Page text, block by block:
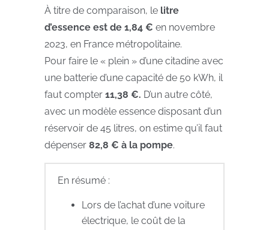
À titre de comparaison, le litre
d’essence est de 1,84 € en novembre
2023, en France métropolitaine.
Pour faire le « plein » d’une citadine avec
une batterie d’une capacité de 50 kWh, il
faut compter 11,38 €. D’un autre côté,
avec un modèle essence disposant d’un
réservoir de 45 litres, on estime qu’il faut
dépenser 82,8 € à la pompe.
En résumé :
Lors de l’achat d’une voiture
électrique, le coût de la